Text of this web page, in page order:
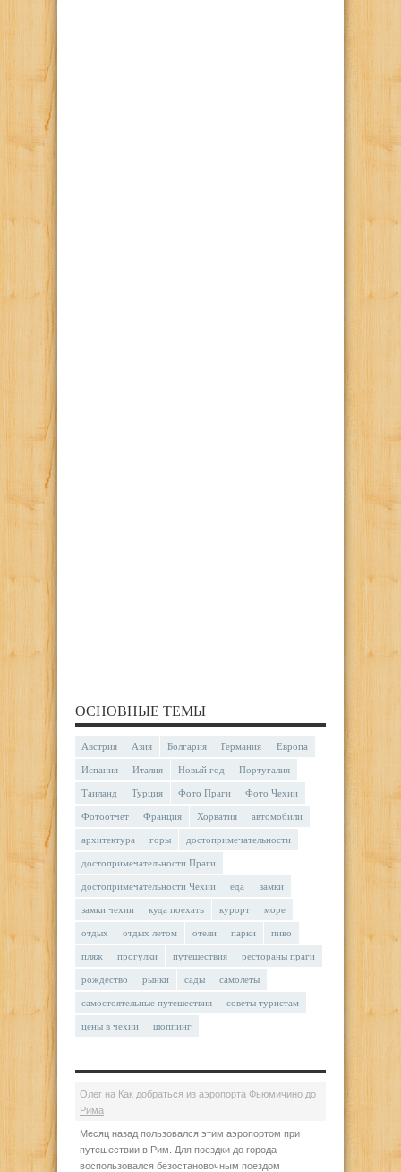
ОСНОВНЫЕ ТЕМЫ
Австрия Азия Болгария Германия Европа
Испания Италия Новый год Португалия
Таиланд Турция Фото Праги Фото Чехии
Фотоотчет Франция Хорватия автомобили
архитектура горы достопримечательности
достопримечательности Праги
достопримечательности Чехии еда замки
замки чехии куда поехать курорт море
отдых отдых летом отели парки пиво
пляж прогулки путешествия рестораны праги
рождество рынки сады самолеты
самостоятельные путешествия советы туристам
цены в чехии шоппинг
Олег на Как добраться из аэропорта Фьюмичино до
Рима
Месяц назад пользовался этим аэропортом при
путешествии в Рим. Для поездки до города
воспользовался безостановочным поездом